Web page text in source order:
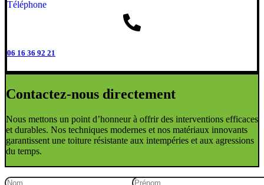
Téléphone
06 16 36 92 21
Contactez-nous directement
Nous mettons un point d’honneur à offrir des interventions efficaces
et durables. Nos techniques modernes et nos matériaux innovants
garantissent une toiture résistante aux intempéries et aux agressions
du temps.